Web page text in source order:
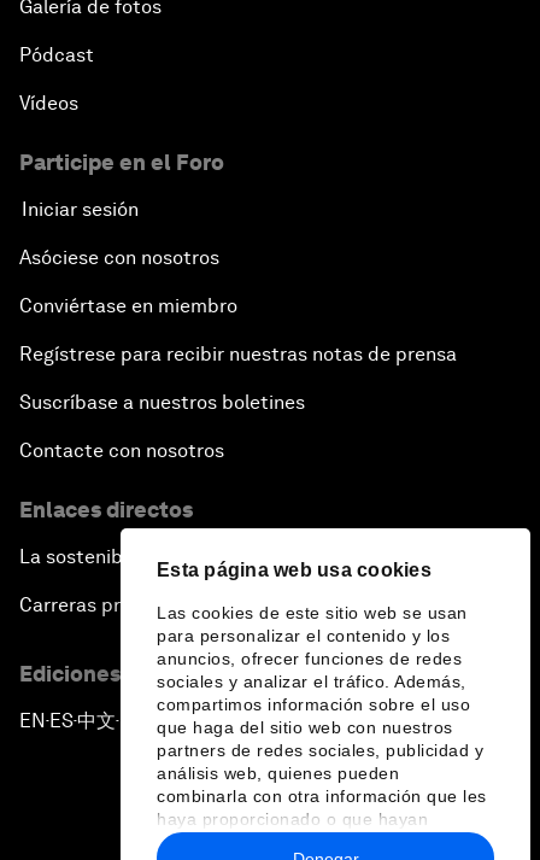
Esta página web usa cookies
Las cookies de este sitio web se usan
para personalizar el contenido y los
anuncios, ofrecer funciones de redes
sociales y analizar el tráfico. Además,
compartimos información sobre el uso
que haga del sitio web con nuestros
partners de redes sociales, publicidad y
análisis web, quienes pueden
combinarla con otra información que les
haya proporcionado o que hayan
recopilado a partir del uso que haya
Galería de fotos
Pódcast
Vídeos
Participe en el Foro
Iniciar sesión
Asóciese con nosotros
Conviértase en miembro
Regístrese para recibir nuestras notas de prensa
Suscríbase a nuestros boletines
Contacte con nosotros
Enlaces directos
La sostenibilidad en el Foro
Carreras profesionales
Ediciones en otros idiomas
EN ▪ES▪中文▪ 日本語